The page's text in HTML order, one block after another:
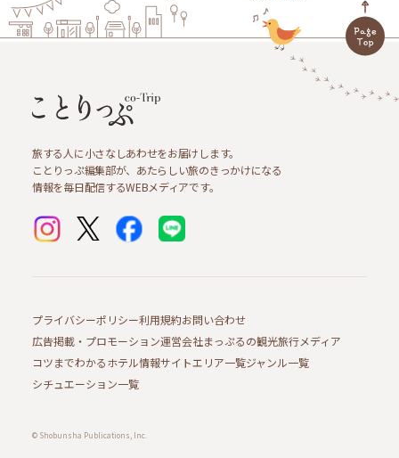
旅する人に小さなしあわせをお届けします。
ことりっぷ編集部が、あたらしい旅のきっかけになる
情報を毎日配信するWEBメディアです。
プライバシーポリシー利用規約お問い合わせ
広告掲載・プロモーション運営会社まっぷるの観光旅行メディア
コツまでわかるホテル情報サイトエリア一覧ジャンル一覧
シチュエーション一覧
© Shobunsha Publications, Inc.